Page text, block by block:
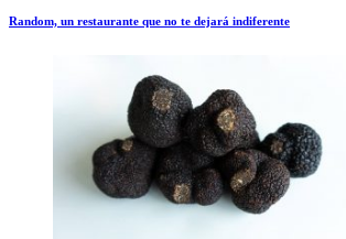
Random, un restaurante que no te dejará indiferente